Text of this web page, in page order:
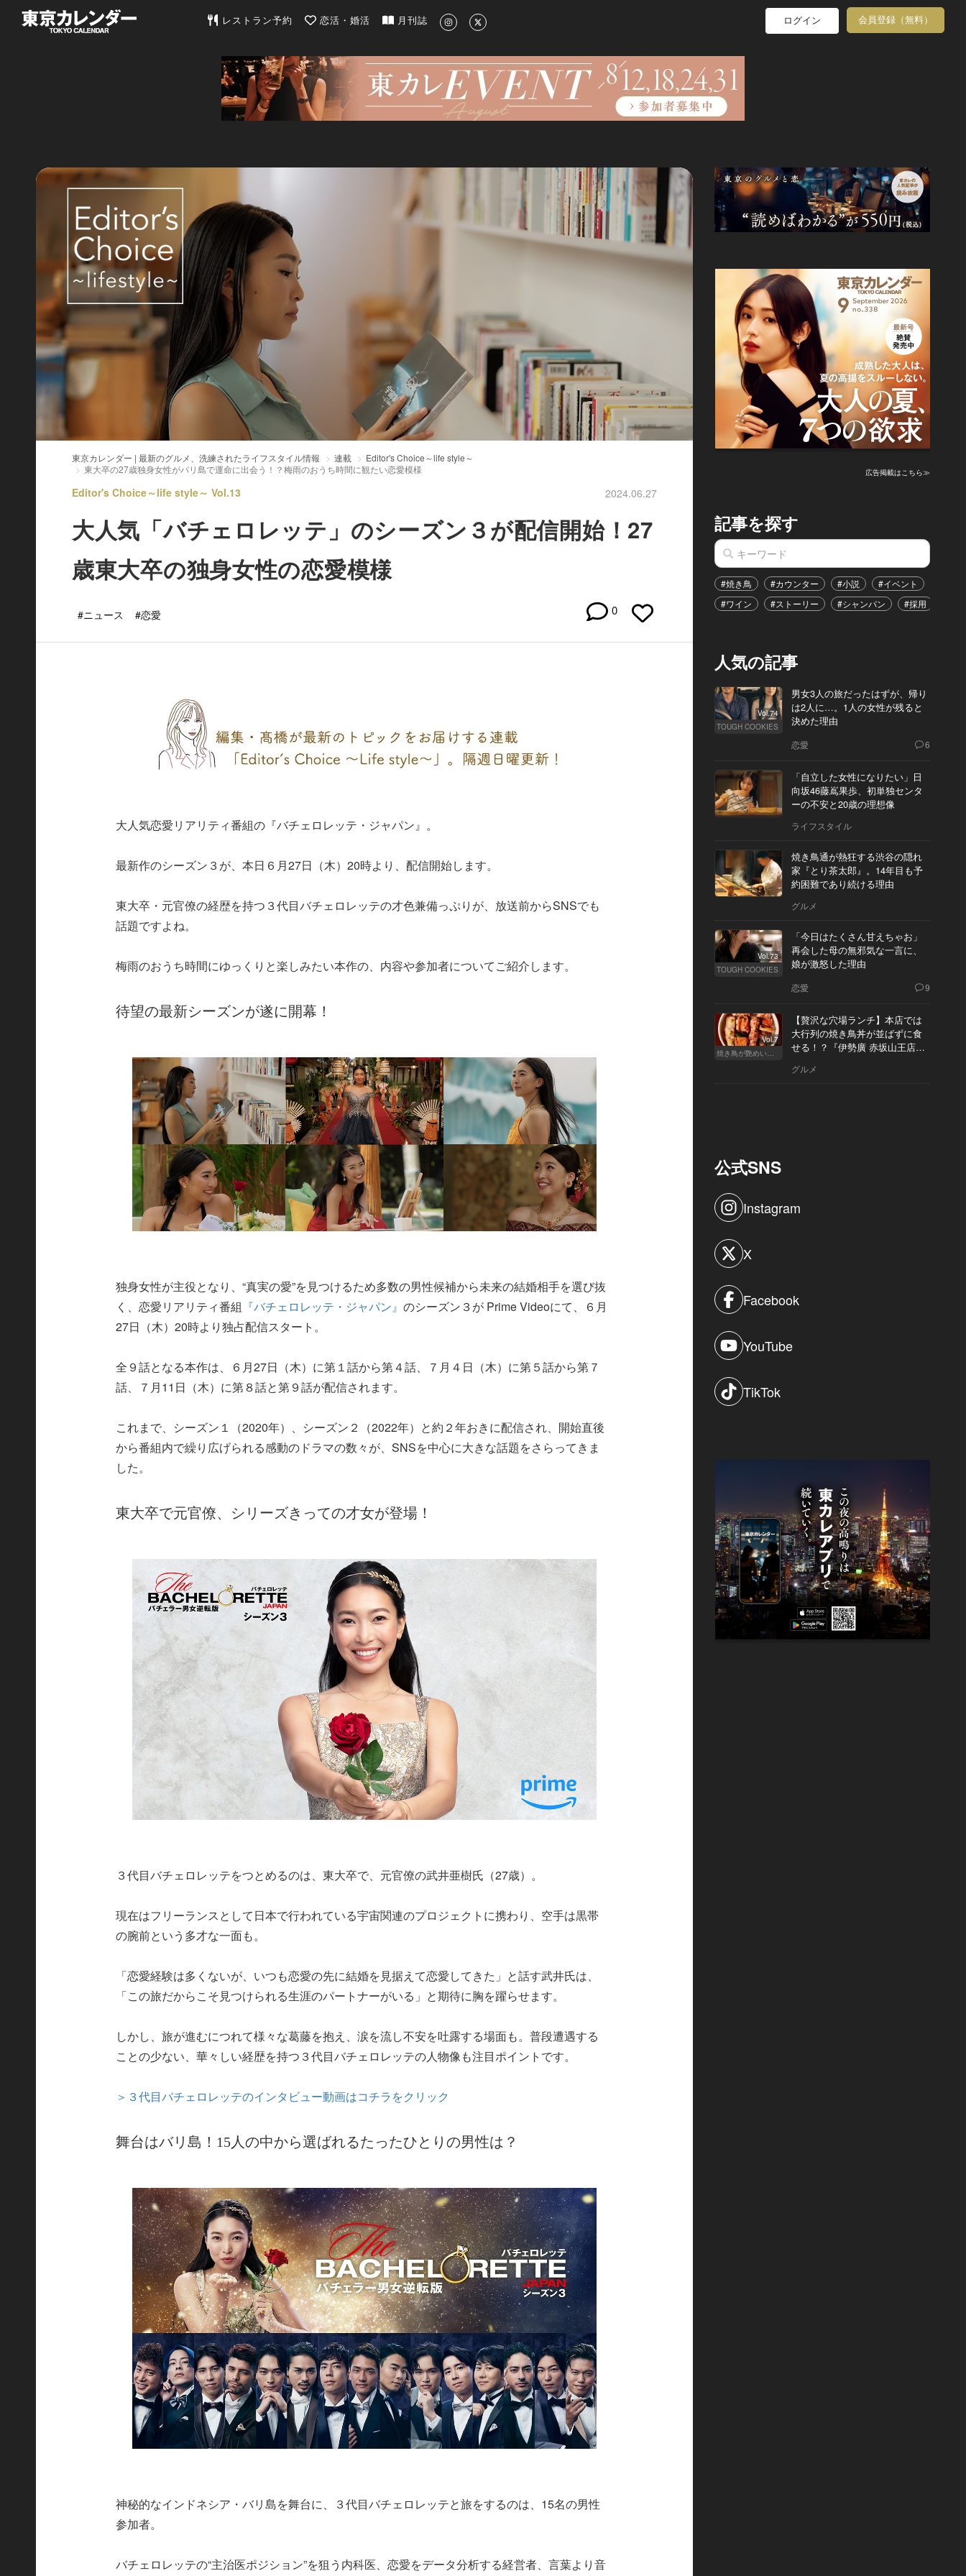
東京カレンダー | 最新のグルメ、洗練されたライフスタイル情報
レストラン予約 恋活・婚活 月刊誌 ログイン 会員登録（無料）
東京カレンダー | 最新のグルメ、洗練されたライフスタイル情報 連載
Editor's Choice～life style～
東大卒の27歳独身女性がバリ島で運命に出会う！？梅雨のおうち時間に観たい恋愛模様
Editor's Choice～life style～ Vol.13 2024.06.27
大人気「バチェロレッテ」のシーズン３が配信開始！27
歳東大卒の独身女性の恋愛模様
#ニュース #恋愛 0
大人気恋愛リアリティ番組の『バチェロレッテ・ジャパン』。
最新作のシーズン３が、本日６月27日（木）20時より、配信開始します。
東大卒・元官僚の経歴を持つ３代目バチェロレッテの才色兼備っぷりが、放送前からSNSでも
話題ですよね。
梅雨のおうち時間にゆっくりと楽しみたい本作の、内容や参加者についてご紹介します。
待望の最新シーズンが遂に開幕！
独身女性が主役となり、“真実の愛”を見つけるため多数の男性候補から未来の結婚相手を選び抜
く、恋愛リアリティ番組 『バチェロレッテ・ジャパン』のシーズン３が Prime Videoにて、６月
27日（木）20時より独占配信スタート。
全９話となる本作は、６月27日（木）に第１話から第４話、７月４日（木）に第５話から第７
話、７月11日（木）に第８話と第９話が配信されます。
これまで、シーズン１（2020年）、シーズン２（2022年）と約２年おきに配信され、開始直後
から番組内で繰り広げられる感動のドラマの数々が、SNSを中心に大きな話題をさらってきま
した。
東大卒で元官僚、シリーズきっての才女が登場！
３代目バチェロレッテをつとめるのは、東大卒で、元官僚の武井亜樹氏（27歳）。
現在はフリーランスとして日本で行われている宇宙関連のプロジェクトに携わり、空手は黒帯
の腕前という多才な一面も。
「恋愛経験は多くないが、いつも恋愛の先に結婚を見据えて恋愛してきた」と話す武井氏は、
「この旅だからこそ見つけられる生涯のパートナーがいる」と期待に胸を躍らせます。
しかし、旅が進むにつれて様々な葛藤を抱え、涙を流し不安を吐露する場面も。普段遭遇する
ことの少ない、華々しい経歴を持つ３代目バチェロレッテの人物像も注目ポイントです。
＞３代目バチェロレッテのインタビュー動画はコチラをクリック
舞台はバリ島！15人の中から選ばれるたったひとりの男性は？
神秘的なインドネシア・バリ島を舞台に、３代目バチェロレッテと旅をするのは、15名の男性
参加者。
バチェロレッテの“主治医ポジション”を狙う内科医、恋愛をデータ分析する経営者、言葉より音
広告掲載はこちら≫
記事を探す
#焼き鳥 #カウンター #小説 #イベント
#ワイン
#ストーリー #シャンパン #採用
人気の記事
Vol.74
TOUGH COOKIES
男女3人の旅だったはずが、帰り
は2人に…。1人の女性が残ると
決めた理由
恋愛 6
「自立した女性になりたい」日
向坂46藤嶌果歩、初単独センタ
ーの不安と20歳の理想像
ライフスタイル
焼き鳥通が熱狂する渋谷の隠れ
家『とり茶太郎』。14年目も予
約困難であり続ける理由
グルメ
Vol.73
TOUGH COOKIES
「今日はたくさん甘えちゃお」
再会した母の無邪気な一言に、
娘が激怒した理由
恋愛 9
Vol.7
焼き鳥が艶めいてきた
【贅沢な穴場ランチ】本店では
大行列の焼き鳥丼が並ばずに食
せる！？『伊勢廣 赤坂山王店』
グルメ
公式SNS
Instagram
X
Facebook
YouTube
TikTok